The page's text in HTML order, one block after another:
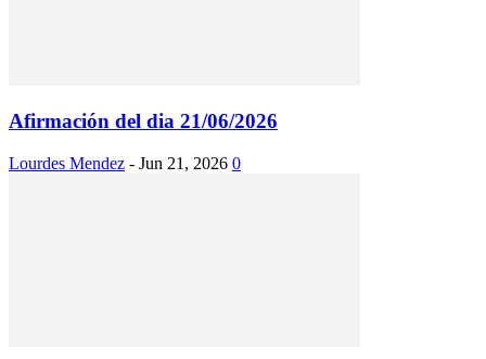
Afirmación del dia 21/06/2026
Lourdes Mendez - Jun 21, 2026 0